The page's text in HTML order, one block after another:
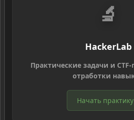
🔬
HackerLab
Практические задачи и
отработки
Начать практику